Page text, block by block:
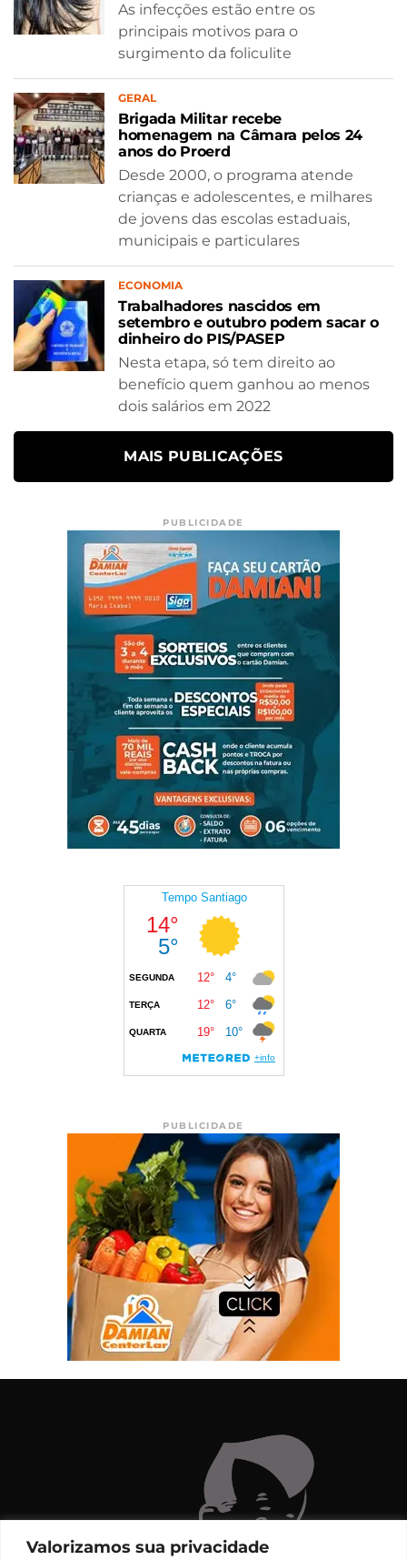
Valorizamos sua privacidade
As infecções estão entre os
principais motivos para o
surgimento da foliculite
GERAL
Brigada Militar recebe
homenagem na Câmara pelos 24
anos do Proerd
Desde 2000, o programa atende
crianças e adolescentes, e milhares
de jovens das escolas estaduais,
municipais e particulares
ECONOMIA
Trabalhadores nascidos em
setembro e outubro podem sacar o
dinheiro do PIS/PASEP
Nesta etapa, só tem direito ao
benefício quem ganhou ao menos
dois salários em 2022
MAIS PUBLICAÇÕES
PUBLICIDADE
PUBLICIDADE